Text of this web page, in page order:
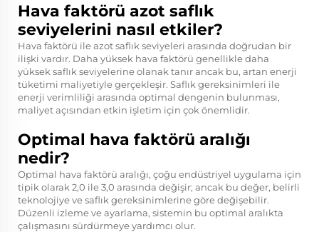
Hava faktörü azot saflık
seviyelerini nasıl etkiler?
Hava faktörü ile azot saflık seviyeleri arasında doğrudan bir
ilişki vardır. Daha yüksek hava faktörü genellikle daha
yüksek saflık seviyelerine olanak tanır ancak bu, artan enerji
tüketimi maliyetiyle gerçekleşir. Saflık gereksinimleri ile
enerji verimliliği arasında optimal dengenin bulunması,
maliyet açısından etkin işletim için çok önemlidir.
Optimal hava faktörü aralığı
nedir?
Optimal hava faktörü aralığı, çoğu endüstriyel uygulama için
tipik olarak 2,0 ile 3,0 arasında değişir; ancak bu değer, belirli
teknolojiye ve saflık gereksinimlerine göre değişebilir.
Düzenli izleme ve ayarlama, sistemin bu optimal aralıkta
çalışmasını sürdürmeye yardımcı olur.